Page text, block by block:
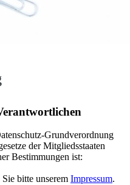
Grundverordnung
der Mitgliedsstaaten
Bestimmungen ist:
bitte unserem Impressum.